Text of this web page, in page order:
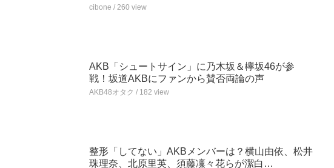
cibone / 260 view
AKB「シュートサイン」に乃木坂＆欅坂46が参
戦！坂道AKBにファンから賛否両論の声
AKB48オタク / 182 view
整形「してない」AKBメンバーは？横山由依、松井
珠理奈、北原里英、須藤凜々花らが潔白…